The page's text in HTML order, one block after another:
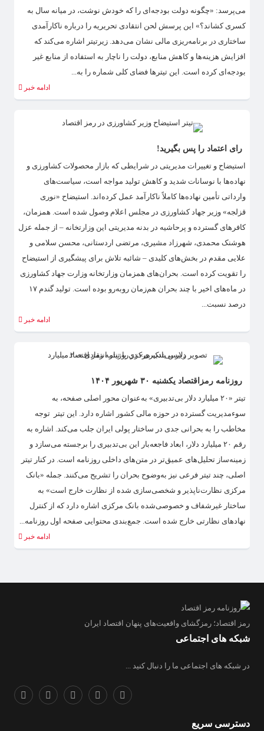
می‌پرسد: «چگونه دولت بودجه‌ای را که خودش نوشت، در میانه سال به
کسری کشاند؟» این پرسش لحن انتقادی تحریریه را درباره ناکارآمدی
ساختاری در برنامه‌ریزی مالی نشان می‌دهد. زیرتیتر اشاره می‌کند که
افزایش هزینه‌ها و کاهش منابع، دولت را ناچار به استفاده از منابع غیر
بودجه‌ای کرده است. این تیترها فضای کلی شماره را به...
ادامه خبر
راى اعتماد را پس بگیرید!
استیضاح و تغییرات مدیریتی در شرایطی که بازار محصولات کشاورزی و
نهاده‌ها با نوسانات شدید و کاهش تولید مواجه است، سیاست‌های
وارداتی تأمین نهاده‌ها کاملاً ناکارآمد عمل کرده‌اند. استیضاح «نوری
قزلجه» وزیر جهاد کشاورزی در مجلس اعلام وصول شده است. همزمان،
کافرهای گسترده و پرحاشیه در بدنه مدیریتی این وزارتخانه – از جمله عزل
هوشنک محمدی، شهرزاد مشیری، مرتضی اردستانی، محسن سلامی و
علایی مقدم در بخش‌های کلیدی – شائبه تلاش برای پیشگیری از استیضاح
را تقویت کرده است. بحران‌های همزمان وزارتخانه وزارت جهاد کشاورزی
در ماه‌های اخیر با چند بحران هم‌زمان روبه‌رو بوده است. تولید گندم ۱۷
درصد نسبت...
ادامه خبر
روزنامه رمزاقتصاد یکشنبه ۳۰ شهریور ۱۴۰۴
تیتر «۲۰ میلیارد دلار بی‌تدبیری» به‌عنوان محور اصلی صفحه، به
سوءمدیریت گسترده در حوزه مالی کشور اشاره دارد. این تیتر توجه
مخاطب را به بحرانی جدی در ساختار پولی ایران جلب می‌کند. اشاره به
رقم ۲۰ میلیارد دلار، ابعاد فاجعه‌بار این بی‌تدبیری را برجسته می‌سازد و
زمینه‌ساز تحلیل‌های عمیق‌تر در متن‌های داخلی روزنامه است. در کنار تیتر
اصلی، چند تیتر فرعی نیز به‌وضوح بحران را تشریح می‌کنند. جمله «بانک
مرکزی نظارت‌ناپذیر و شخصی‌سازی شده از نظارت خارج است» به
ساختار غیرشفاف و خصوصی‌شده بانک مرکزی اشاره دارد که از کنترل
نهادهای نظارتی خارج شده است. جمع‌بندی محتوایی صفحه اول روزنامه...
ادامه خبر
رمز اقتصاد؛ رمزگشای واقعیت‌های پنهان اقتصاد ایران
شبکه های اجتماعی
در شبکه های اجتماعی ما را دنبال کنید ...
دسترسی سریع